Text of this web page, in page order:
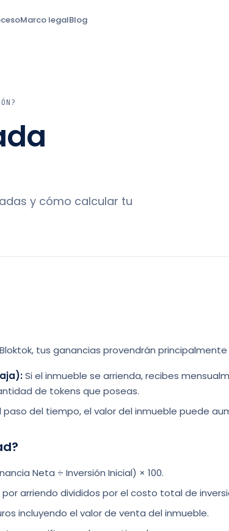
Marco legalBlog
y cómo calcular tu
tus ganancias provendrán principalmente
Si el inmueble se arrienda, recibes
de tokens que poseas.
paso del tiempo, el valor del inmueble puede
Neta ÷ Inversión Inicial) × 100.
arriendo divididos por el costo total de
incluyendo el valor de venta del inmueble.